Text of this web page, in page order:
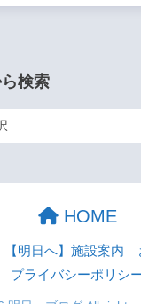
検索
HOME
【明日へ】施設案内
プライバシーポリシ